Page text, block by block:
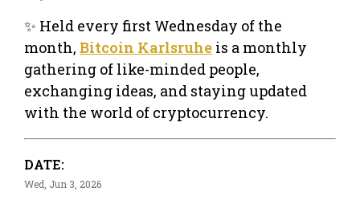
✨ Held every first Wednesday of the
month, Bitcoin Karlsruhe is a monthly
gathering of like-minded people,
exchanging ideas, and staying updated
with the world of cryptocurrency.
DATE:
Wed, Jun 3, 2026